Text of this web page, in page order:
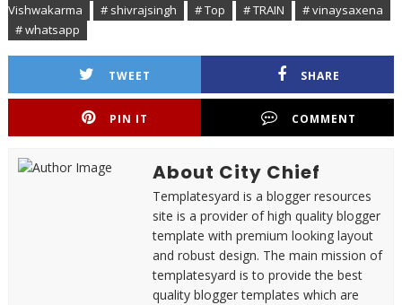
Vishwakarma
# shivrajsingh # Top # TRAIN
# vinaysaxena
# whatsapp
TWEET SHARE
PIN IT COMMENT
About City Chief
Templatesyard is a blogger resources
site is a provider of high quality blogger
template with premium looking layout
and robust design. The main mission of
templatesyard is to provide the best
quality blogger templates which are